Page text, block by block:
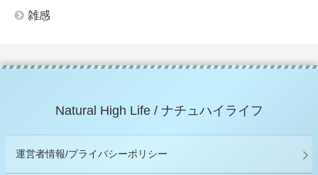
雑感
Natural High Life / ナチュハイライフ
運営者情報/プライバシーポリシー